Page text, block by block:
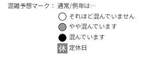
混雑予想マーク： 通常/例年は…
それほど混んでいません
やや混んでいます
混んでいます
定休日